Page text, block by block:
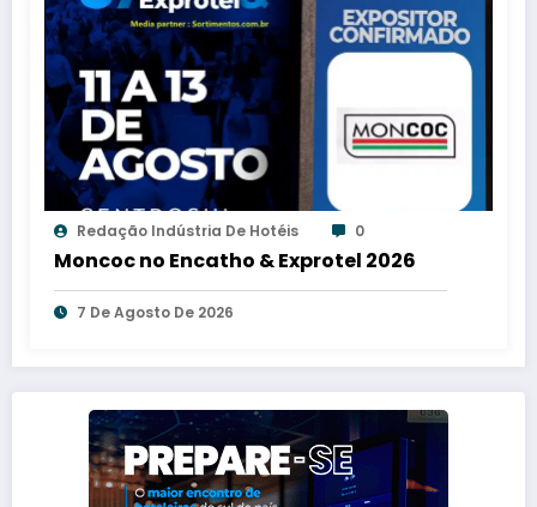
Redação Indústria De Hotéis 0
Moncoc no Encatho & Exprotel 2026
7 De Agosto De 2026